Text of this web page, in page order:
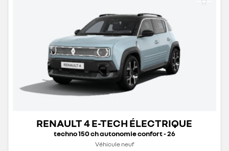
RENAULT 4 E-TECH ÉLECTRIQUE
techno 150 ch autonomie confort - 26
Véhicule neuf